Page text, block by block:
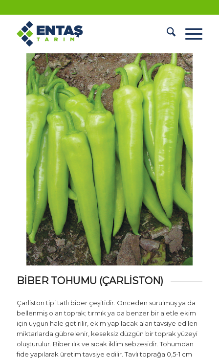
BİBER TOHUMU (ÇARLİSTON)
BİBER TOHUMU (ÇARLİSTON)
Çarliston tipi tatlı biber çeşitidir. Önceden sürülmüş ya da
bellenmiş olan toprak; tırmık ya da benzer bir aletle ekim
için uygun hale getirilir, ekim yapılacak alan tavsiye edilen
miktarlarda gübrelenir, keseksiz düzgün bir toprak yüzeyi
oluşturulur. Biber ılık ve sıcak iklim sebzesidir. Tohumdan
fide yapılarak üretim tavsiye edilir. Tavlı toprağa 0,5-1 cm